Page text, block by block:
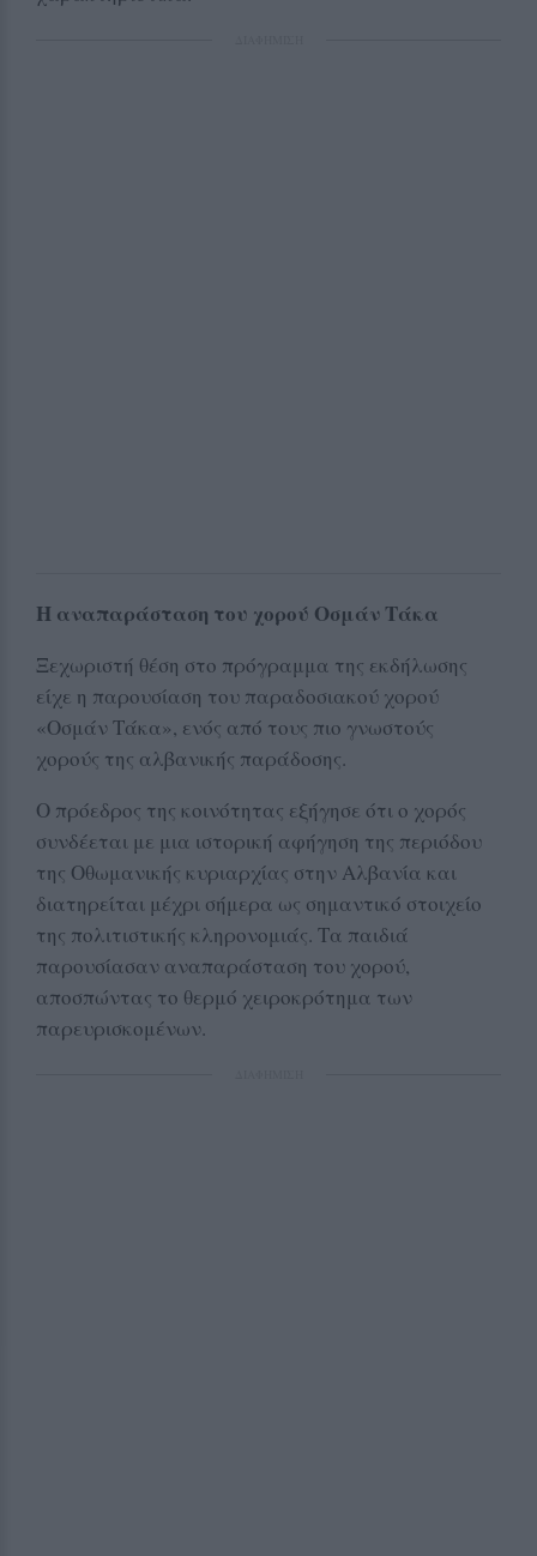
Η αναπαράσταση του χορού Οσμάν Τάκα
Ξεχωριστή θέση στο πρόγραμμα της εκδήλωσης
είχε η παρουσίαση του παραδοσιακού χορού
«Οσμάν Τάκα», ενός από τους πιο γνωστούς
χορούς της αλβανικής παράδοσης.
Ο πρόεδρος της κοινότητας εξήγησε ότι ο χορός
συνδέεται με μια ιστορική αφήγηση της περιόδου
της Οθωμανικής κυριαρχίας στην Αλβανία και
διατηρείται μέχρι σήμερα ως σημαντικό στοιχείο
της πολιτιστικής κληρονομιάς. Τα παιδιά
παρουσίασαν αναπαράσταση του χορού,
αποσπώντας το θερμό χειροκρότημα των
παρευρισκομένων.